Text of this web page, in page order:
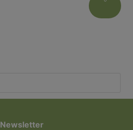
Newsletter